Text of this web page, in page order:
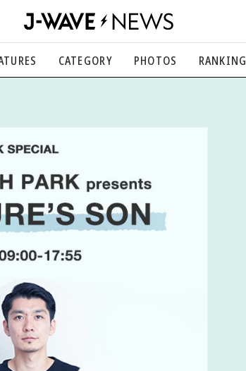
CATEGORY
映画、芸能、舞台、スポーツなど
ライフスタイル
社会
PHOTOS RANKING